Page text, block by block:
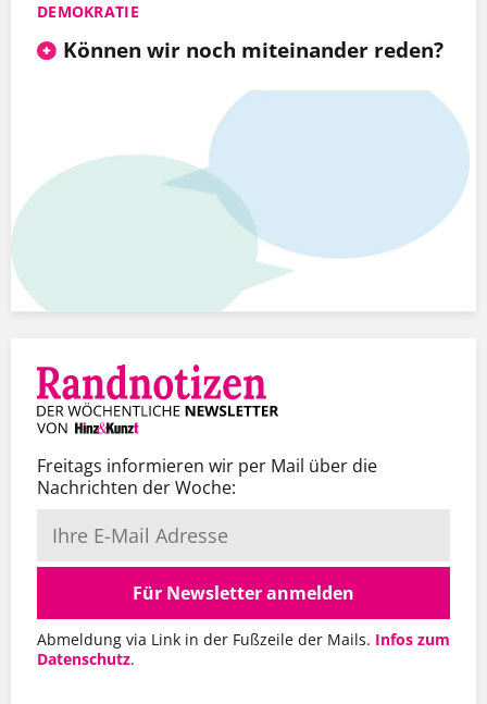
DEMOKRATIE
Können wir noch miteinander reden?
Freitags informieren wir per Mail über die
Nachrichten der Woche:
Für Newsletter anmelden
Abmeldung via Link in der Fußzeile der Mails. Infos zum
Datenschutz.